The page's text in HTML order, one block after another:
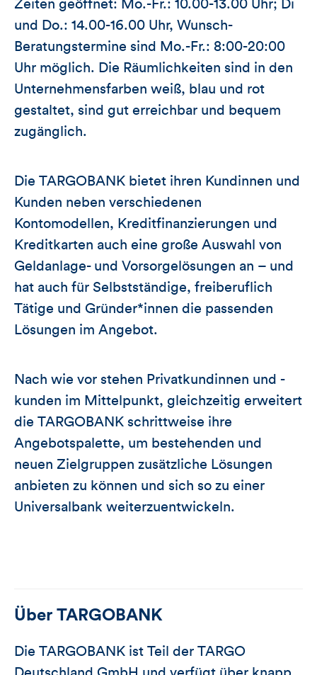
Zeiten geöffnet: Mo.-Fr.: 10.00-13.00 Uhr; Di
und Do.: 14.00-16.00 Uhr, Wunsch-
Beratungstermine sind Mo.-Fr.: 8:00-20:00
Uhr möglich. Die Räumlichkeiten sind in den
Unternehmensfarben weiß, blau und rot
gestaltet, sind gut erreichbar und bequem
zugänglich.
Die TARGOBANK bietet ihren Kundinnen und
Kunden neben verschiedenen
Kontomodellen, Kreditfinanzierungen und
Kreditkarten auch eine große Auswahl von
Geldanlage- und Vorsorgelösungen an – und
hat auch für Selbstständige, freiberuflich
Tätige und Gründer*innen die passenden
Lösungen im Angebot.
Nach wie vor stehen Privatkundinnen und -
kunden im Mittelpunkt, gleichzeitig erweitert
die TARGOBANK schrittweise ihre
Angebotspalette, um bestehenden und
neuen Zielgruppen zusätzliche Lösungen
anbieten zu können und sich so zu einer
Universalbank weiterzuentwickeln.
Über TARGOBANK
Die TARGOBANK ist Teil der TARGO